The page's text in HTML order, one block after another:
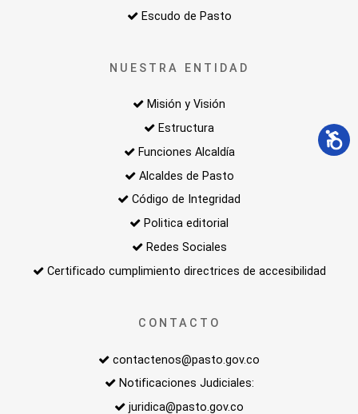
Escudo de Pasto
NUESTRA ENTIDAD
Misión y Visión
Estructura
Funciones Alcaldía
Alcaldes de Pasto
Código de Integridad
Politica editorial
Redes Sociales
Certificado cumplimiento directrices de accesibilidad
CONTACTO
contactenos@pasto.gov.co
Notificaciones Judiciales:
juridica@pasto.gov.co